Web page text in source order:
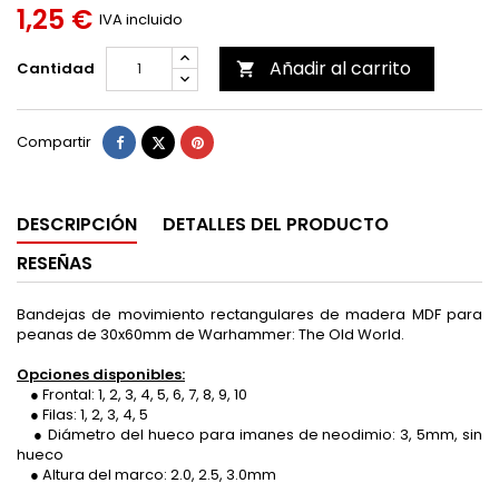
1,25 € IVA incluido
Cantidad  Añadir al carrito
Compartir Compartir
TuitearPinterest
DESCRIPCIÓN
DETALLES DEL PRODUCTO
RESEÑAS
Bandejas de movimiento rectangulares de madera MDF para
peanas de 30x60mm de Warhammer: The Old World.
Opciones disponibles:
● Frontal: 1, 2, 3, 4, 5, 6, 7, 8, 9, 10
● Filas: 1, 2, 3, 4, 5
● Diámetro del hueco para imanes de neodimio: 3, 5mm, sin
hueco
● Altura del marco: 2.0, 2.5, 3.0mm